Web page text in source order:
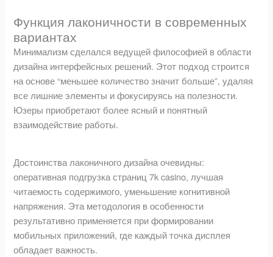
Функция лаконичности в современных
вариантах
Минимализм сделался ведущей философией в области
дизайна интерфейсных решений. Этот подход строится
на основе “меньшее количество значит больше”, удаляя
все лишние элементы и фокусируясь на полезности.
Юзеры приобретают более ясный и понятный
взаимодействие работы.
Достоинства лаконичного дизайна очевидны:
оперативная подгрузка страниц 7k casino, лучшая
читаемость содержимого, уменьшение когнитивной
напряжения. Эта методология в особенности
результативно применяется при формировании
мобильных приложений, где каждый точка дисплея
обладает важность.